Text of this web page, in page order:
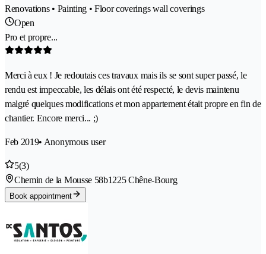
Renovations • Painting • Floor coverings wall coverings
Open
Pro et propre...
Merci à eux ! Je redoutais ces travaux mais ils se sont super passé, le
rendu est impeccable, les délais ont été respecté, le devis maintenu
malgré quelques modifications et mon appartement était propre en fin de
chantier. Encore merci... ;)
Feb 2019• Anonymous user
5(3)
Chemin de la Mousse 58b1225 Chêne-Bourg
Book appointment